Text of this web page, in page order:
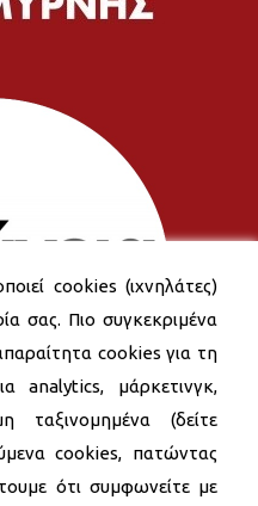
cookies (ιχνηλάτες)
σας. Πιο συγκεκριμένα
cookies για τη
analytics, μάρκετινγκ,
ταξινομημένα (δείτε
cookies, πατώντας
ότι συμφωνείτε με